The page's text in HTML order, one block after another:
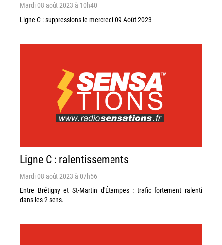
Mardi 08 août 2023 à 10h40
Ligne C : suppressions le mercredi 09 Août 2023
Ligne C : ralentissements
Mardi 08 août 2023 à 07h56
Entre Brétigny et St-Martin d'Étampes : trafic fortement ralenti
dans les 2 sens.